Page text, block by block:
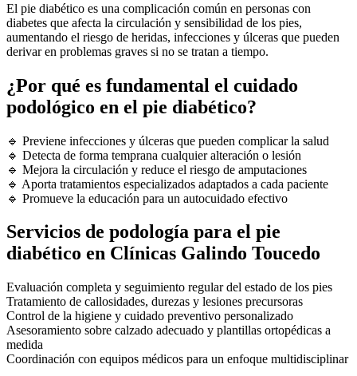
El pie diabético es una complicación común en personas con
diabetes que afecta la circulación y sensibilidad de los pies,
aumentando el riesgo de heridas, infecciones y úlceras que pueden
derivar en problemas graves si no se tratan a tiempo.
¿Por qué es fundamental el cuidado
podológico en el pie diabético?
🔹 Previene infecciones y úlceras que pueden complicar la salud
🔹 Detecta de forma temprana cualquier alteración o lesión
🔹 Mejora la circulación y reduce el riesgo de amputaciones
🔹 Aporta tratamientos especializados adaptados a cada paciente
🔹 Promueve la educación para un autocuidado efectivo
Servicios de podología para el pie
diabético en Clínicas Galindo Toucedo
Evaluación completa y seguimiento regular del estado de los pies
Tratamiento de callosidades, durezas y lesiones precursoras
Control de la higiene y cuidado preventivo personalizado
Asesoramiento sobre calzado adecuado y plantillas ortopédicas a
medida
Coordinación con equipos médicos para un enfoque multidisciplinar